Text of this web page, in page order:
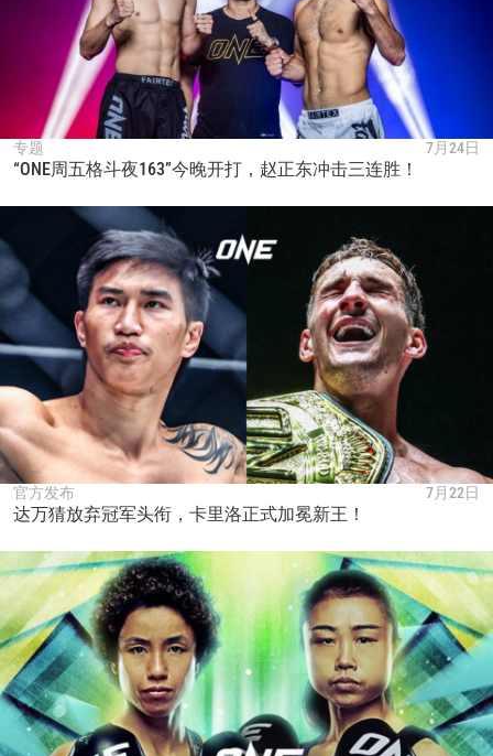
专题 7月24日
“ONE周五格斗夜163”今晚开打，赵正东冲击三连胜！
官方发布 7月22日
达万猜放弃冠军头衔，卡里洛正式加冕新王！